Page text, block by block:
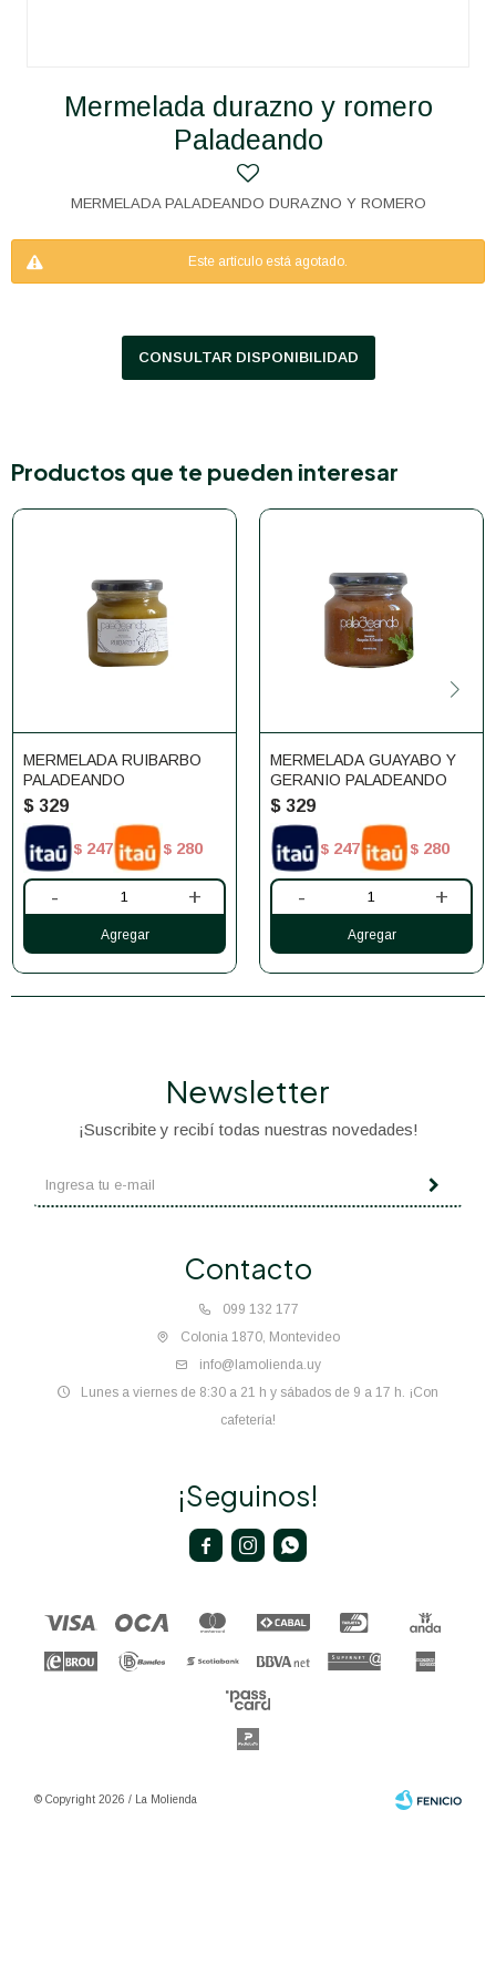
Mermelada durazno y romero
Paladeando
MERMELADA PALADEANDO DURAZNO Y ROMERO
Este artículo está agotado.
CONSULTAR DISPONIBILIDAD
Productos que te pueden interesar
MERMELADA RUIBARBO
PALADEANDO
$ 329
$ 247 $ 280
- +
MERMELADA GUAYABO Y
GERANIO PALADEANDO
$ 329
$ 247 $ 280
- +
Contacto
099 132 177
Colonia 1870, Montevideo
info@lamolienda.uy
Lunes a viernes de 8:30 a 21 h y sábados de 9 a 17 h. ¡Con
cafetería!
Newsletter
¡Suscribite y recibí todas nuestras novedades!
¡Seguinos!
  
© Copyright 2026 / La Molienda